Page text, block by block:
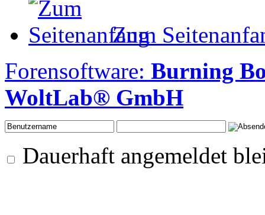
Zum
Forensoftware: Burning
WoltLab® GmbH
Dauerhaft angemeldet